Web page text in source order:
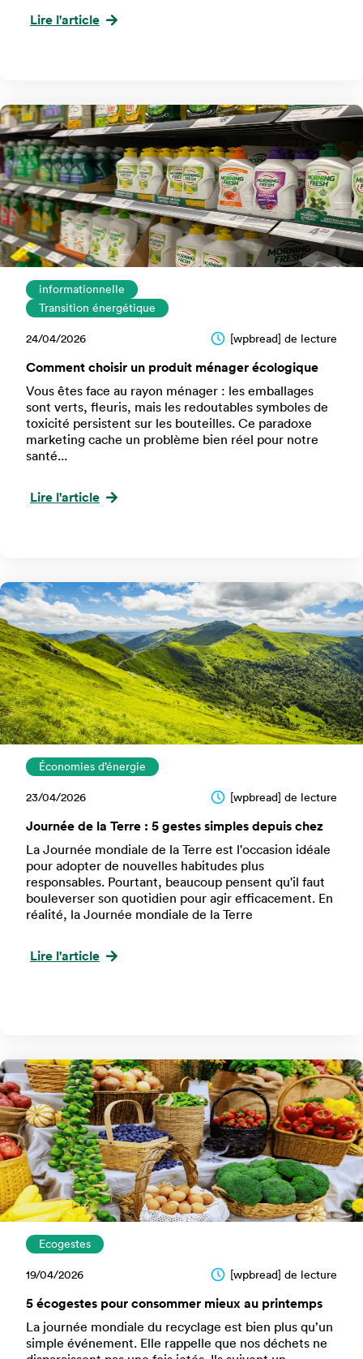
Lire l'article
informationnelle
Transition énergétique
24/04/2026 [wpbread] de lecture
Comment choisir un produit ménager écologique
Vous êtes face au rayon ménager : les emballages
sont verts, fleuris, mais les redoutables symboles de
toxicité persistent sur les bouteilles. Ce paradoxe
marketing cache un problème bien réel pour notre
santé...
Lire l'article
Économies d’énergie
23/04/2026 [wpbread] de lecture
Journée de la Terre : 5 gestes simples depuis chez
La Journée mondiale de la Terre est l'occasion idéale
pour adopter de nouvelles habitudes plus
responsables. Pourtant, beaucoup pensent qu'il faut
bouleverser son quotidien pour agir efficacement. En
réalité, la Journée mondiale de la Terre
Lire l'article
Ecogestes
19/04/2026 [wpbread] de lecture
5 écogestes pour consommer mieux au printemps
La journée mondiale du recyclage est bien plus qu’un
simple événement. Elle rappelle que nos déchets ne